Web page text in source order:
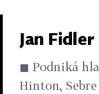
Jan Fidler
◼ Podniká
Hinton,